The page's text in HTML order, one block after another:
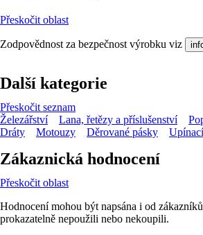
Přeskočit oblast
Zodpovědnost za bezpečnost výrobku viz
Další kategorie
Přeskočit seznam
Železářství
Lana, řetězy a příslušenství
Dráty
Motouzy Děrované pásky
Zákaznická hodnocení
Přeskočit oblast
Hodnocení mohou být napsána i od
prokazatelně nepoužili nebo nekoupili.